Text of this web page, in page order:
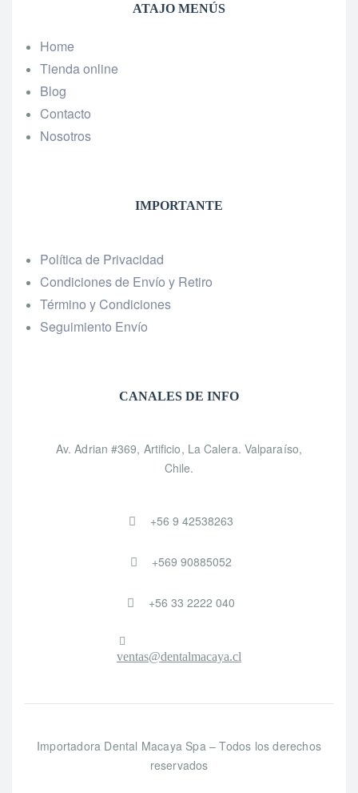
ATAJO MENÚS
Home
Tienda online
Blog
Contacto
Nosotros
IMPORTANTE
Política de Privacidad
Condiciones de Envío y Retiro
Término y Condiciones
Seguimiento Envío
CANALES DE INFO
Av. Adrian #369, Artificio, La Calera. Valparaíso,
Chile.
+56 9 42538263
+569 90885052
+56 33 2222 040
ventas@dentalmacaya.cl
Importadora Dental Macaya Spa – Todos los derechos
reservados